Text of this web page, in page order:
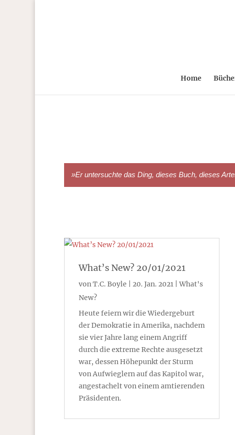
Home
»Er untersuchte das Ding, dieses Buch, dieses
What’s New? 20/01/2021
vonT.C. Boyle 20. Jan. 2021 |What's
New?
Heute feiern wir die Wiedergeburt
der Demokratie in Amerika, nachdem
sie vier Jahre lang einem Angriff
durch die extreme Rechte ausgesetzt
war, dessen Höhepunkt der Sturm
von Aufwieglern auf das Kapitol war,
angestachelt von einem amtierenden
Präsidenten.